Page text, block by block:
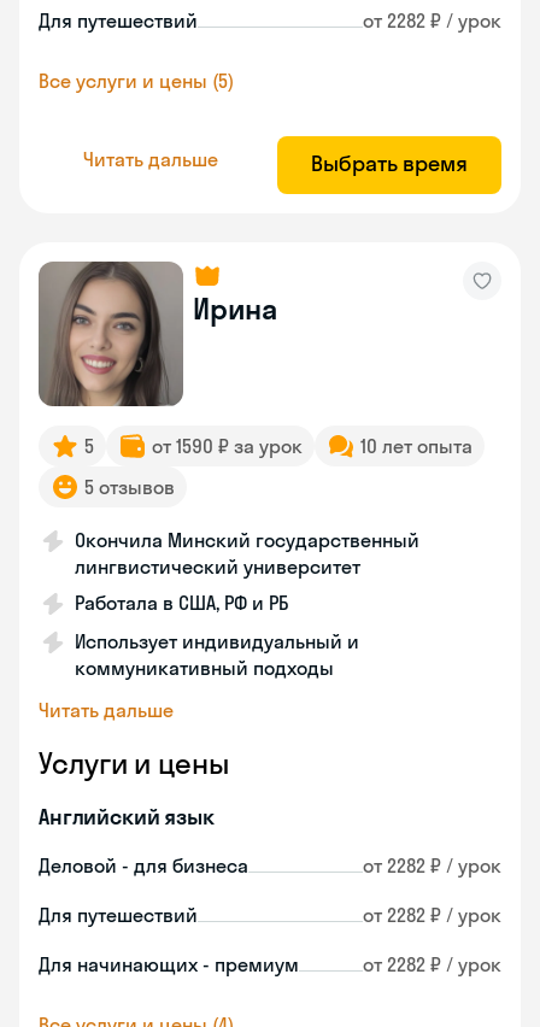
Для путешествий от 2282 ₽ / урок
Все услуги и цены (5)
Читать дальше Выбрать время
Ирина
5 от 1590 ₽ за урок
10 лет опыта
5 отзывов
Окончила Минский государственный
лингвистический университет
Работала в США, РФ и РБ
Использует индивидуальный и
коммуникативный подходы
Читать дальше
Услуги и цены
Английский язык
Деловой - для бизнеса от 2282 ₽ / урок
Для путешествий от 2282 ₽ / урок
Для начинающих - премиум от 2282 ₽ / урок